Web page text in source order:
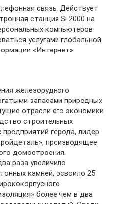
связь. Действует
станция Si 2000 на
компьютеров
услугами глобальной
«Интернет».
железорудного
запасами природных
отрасли его экономики
строительных
города, лидер
производящее
домостроения.
раза увеличило
камней, освоило 25
более чем в два